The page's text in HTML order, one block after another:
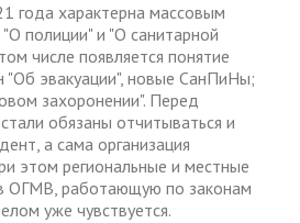
года характерна массовым
полиции" и "О санитарной
числе появляется понятие
"Об эвакуации", новые СанПиНы;
захоронении". Перед
обязаны отчитываться и
а сама организация
этом региональные и местные
ОГМВ, работающую по законам
уже чувствуется.